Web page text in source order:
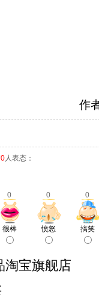
作
0人表态：
0 0 0
很棒 愤怒 搞笑
淘宝旗舰店